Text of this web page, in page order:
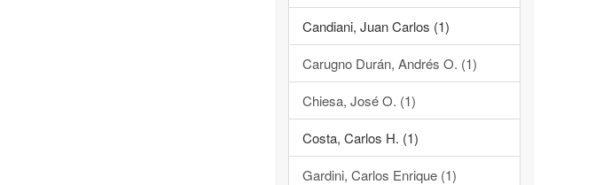
Candiani, Juan Carlos (1)
Carugno Durán, Andrés O. (1)
Chiesa, José O. (1)
Costa, Carlos H. (1)
Gardini, Carlos Enrique (1)